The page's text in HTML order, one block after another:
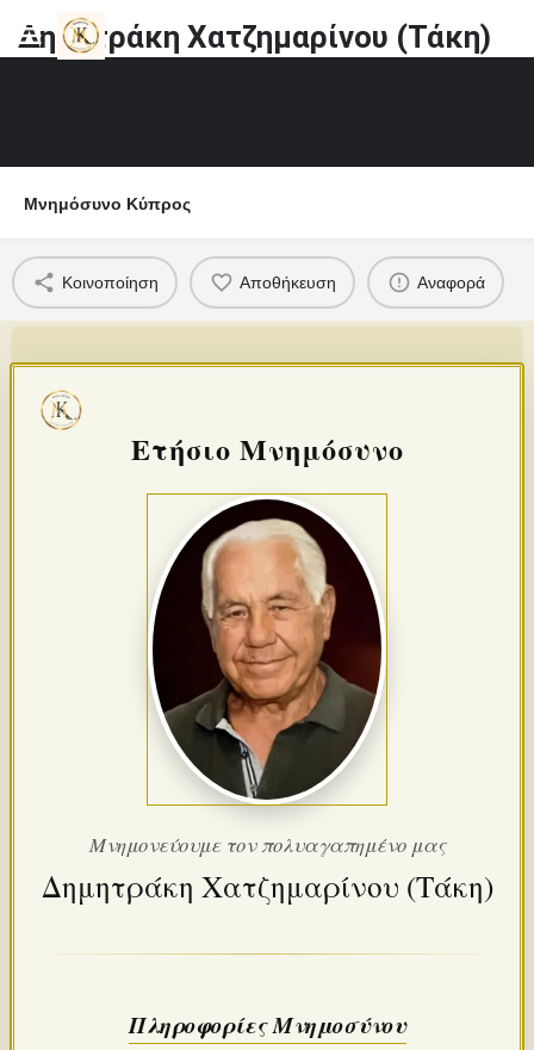
Δημητράκη Χατζημαρίνου (Τάκη)
Μνημόσυνο Κύπρος
Κοινοποίηση Αποθήκευση Αναφορά
Ετήσιο Μνημόσυνο
Μνημονεύουμε τον πολυαγαπημένο μας
Δημητράκη Χατζημαρίνου (Τάκη)
Πληροφορίες Μνημοσύνου